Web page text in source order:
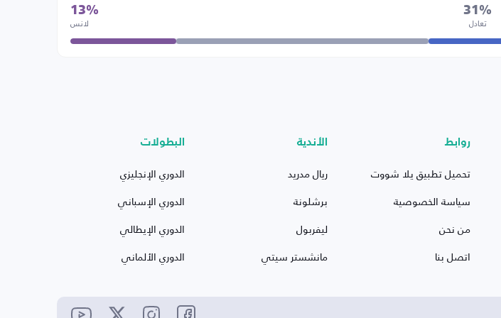
31%
تعادل
13%
لانس
روابط
تحميل تطبيق يلا شووت
سياسة الخصوصية
من نحن
اتصل بنا
الأندية
ريال مدريد
برشلونة
ليفربول
مانشستر سيتي
البطولات
الدوري الإنجليزي
الدوري الإسباني
الدوري الإيطالي
الدوري الألماني